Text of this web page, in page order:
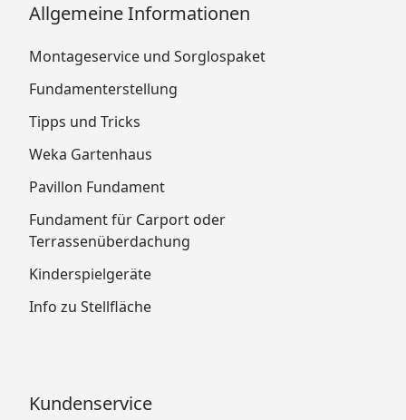
Allgemeine Informationen
Montageservice und Sorglospaket
Fundamenterstellung
Tipps und Tricks
Weka Gartenhaus
Pavillon Fundament
Fundament für Carport oder
Terrassenüberdachung
Kinderspielgeräte
Info zu Stellfläche
Kundenservice